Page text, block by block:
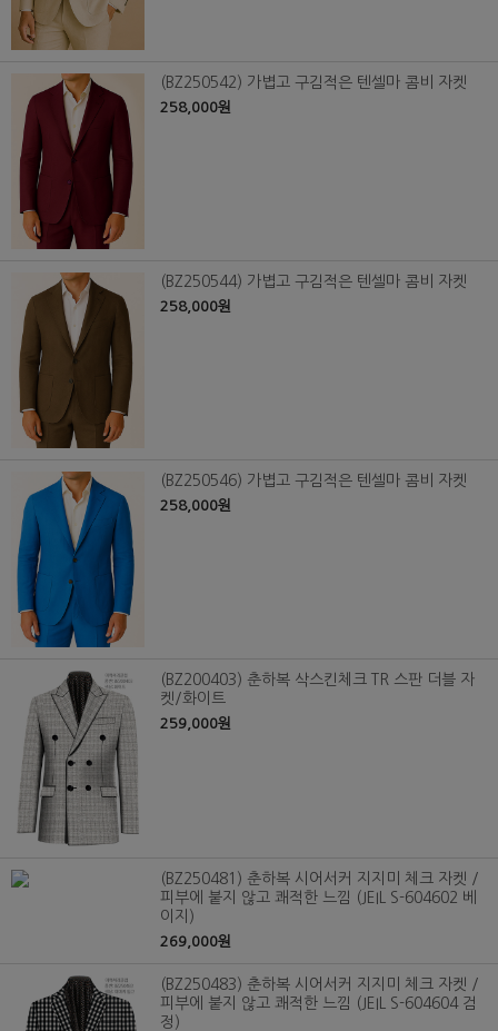
(BZ250542) 가볍고 구김적은 텐셀마 콤비 자켓
258,000원
(BZ250544) 가볍고 구김적은 텐셀마 콤비 자켓
258,000원
(BZ250546) 가볍고 구김적은 텐셀마 콤비 자켓
258,000원
(BZ200403) 춘하복 삭스킨체크 TR 스판 더블 자
켓/화이트
259,000원
(BZ250481) 춘하복 시어서커 지지미 체크 자켓 /
피부에 붙지 않고 쾌적한 느낌 (JEIL S-604602 베
이지)
269,000원
(BZ250483) 춘하복 시어서커 지지미 체크 자켓 /
피부에 붙지 않고 쾌적한 느낌 (JEIL S-604604 검
정)